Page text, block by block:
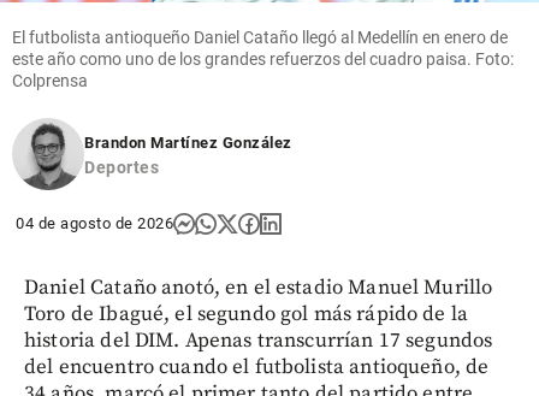
El futbolista antioqueño Daniel Cataño llegó al Medellín en enero de
este año como uno de los grandes refuerzos del cuadro paisa. Foto:
Colprensa
Brandon Martínez González
Deportes
04 de agosto de 2026
Daniel Cataño anotó, en el estadio Manuel Murillo
Toro de Ibagué, el segundo gol más rápido de la
historia del DIM. Apenas transcurrían 17 segundos
del encuentro cuando el futbolista antioqueño, de